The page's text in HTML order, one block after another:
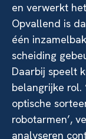
en verwerkt
Opvallend is
één
scheiding
Daarbij speelt
belangrijke rol.
optische
robotarmen’,
analyseren